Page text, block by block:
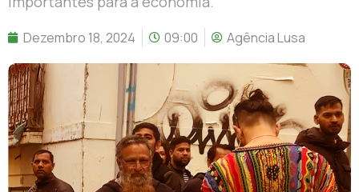
Dezembro 18, 2024 09:00 Agência Lusa